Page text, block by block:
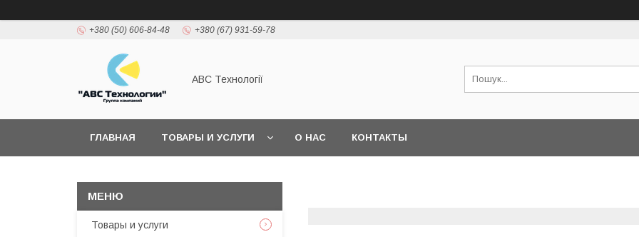
+380 (50) 606-84-48 +380 (67) 931-59-78
АВС Технології
ГЛАВНАЯ ТОВАРЫ И УСЛУГИ О НАС КОНТАКТЫ
Товары и услуги